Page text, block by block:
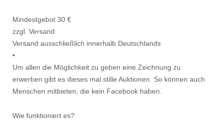
Mindestgebot 30 €
zzgl. Versand
Versand ausschließlich innerhalb Deutschlands
•
Um allen die Möglichkeit zu geben eine Zeichnung zu
erwerben gibt es dieses mal stille Auktionen. So können auch
Menschen mitbieten, die kein Facebook haben.
Wie funktioniert es?